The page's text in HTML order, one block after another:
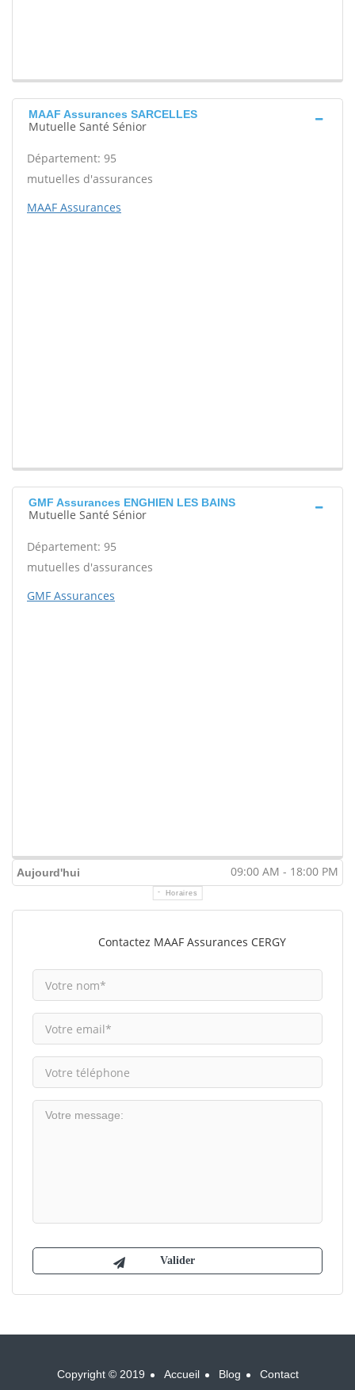
MAAF Assurances SARCELLES
Mutuelle Santé Sénior
Département: 95
mutuelles d'assurances
MAAF Assurances
GMF Assurances ENGHIEN LES BAINS
Mutuelle Santé Sénior
Département: 95
mutuelles d'assurances
GMF Assurances
Aujourd'hui 09:00 AM - 18:00 PM
Horaires
Contactez MAAF Assurances CERGY
Copyright © 2019 Accueil Blog Contact